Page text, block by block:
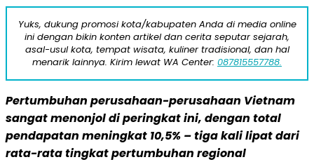
Yuks, dukung promosi kota/kabupaten Anda di media online
ini dengan bikin konten artikel dan cerita seputar sejarah,
asal-usul kota, tempat wisata, kuliner tradisional, dan hal
menarik lainnya. Kirim lewat WA Center: 087815557788.
Pertumbuhan perusahaan-perusahaan Vietnam
sangat menonjol di peringkat ini, dengan total
pendapatan meningkat 10,5% – tiga kali lipat dari
rata-rata tingkat pertumbuhan regional